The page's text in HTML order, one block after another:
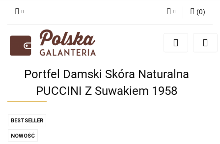
Zaloguj się
(0)
Portfel Damski Skóra Naturalna
PUCCINI Z Suwakiem 1958
BESTSELLER
NOWOŚĆ